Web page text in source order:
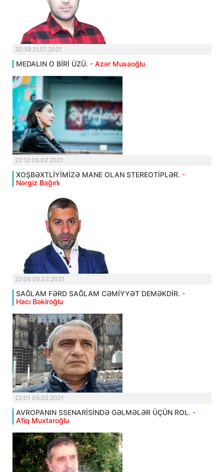
20:59 21.01.2021
MEDALIN O BİRİ ÜZÜ. - Azər Musaoğlu
22:12 05.02.2021
XOŞBƏXTLİYİMİZƏ MANE OLAN STEREOTİPLƏR. -
Nərgiz Bağırlı
22:06 05.02.2021
SAĞLAM FƏRD SAĞLAM CƏMİYYƏT DEMƏKDİR. -
Hacı Bəkiroğlu
22:01 05.02.2021
AVROPANIN SSENARİSİNDƏ GƏLMƏLƏR ÜÇÜN ROL. -
Afiq Muxtaroğlu